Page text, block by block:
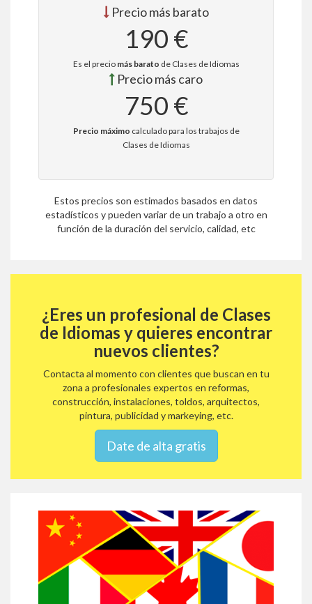
Precio más barato
190 €
Es el precio más barato de Clases de Idiomas
Precio más caro
750 €
Precio máximo calculado para los trabajos de
Clases de Idiomas
Estos precios son estimados basados en datos
estadísticos y pueden variar de un trabajo a otro en
función de la duración del servicio, calidad, etc
¿Eres un profesional de Clases
de Idiomas y quieres encontrar
nuevos clientes?
Contacta al momento con clientes que buscan en tu
zona a profesionales expertos en reformas,
construcción, instalaciones, toldos, arquitectos,
pintura, publicidad y markeying, etc.
Date de alta gratis